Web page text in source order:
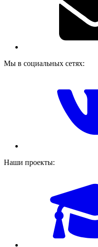
Мы в социальных сетях:
Наши проекты: